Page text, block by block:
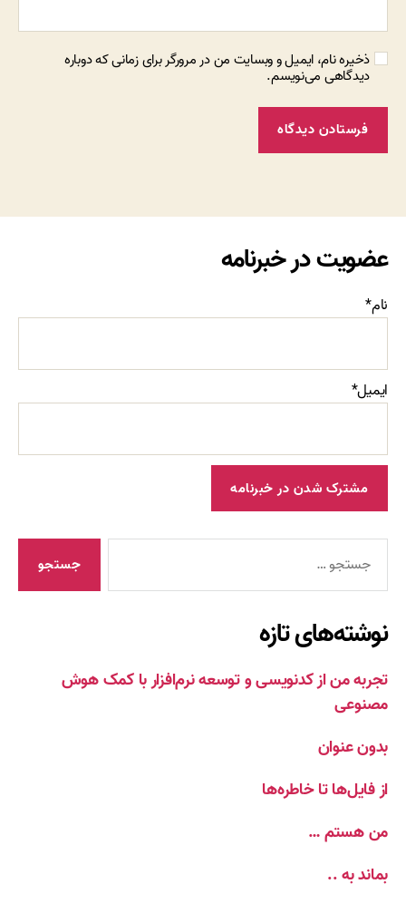
ذخیره نام، ایمیل و وبسایت من در مرورگر برای زمانی که دوباره
دیدگاهی می‌نویسم.
عضویت در خبرنامه
نام*
ایمیل*
نوشته‌های تازه
تجربه من از کدنویسی و توسعه نرم‌افزار با کمک هوش
مصنوعی
بدون عنوان
از فایل‌ها تا خاطره‌ها
من هستم …
بماند به ..